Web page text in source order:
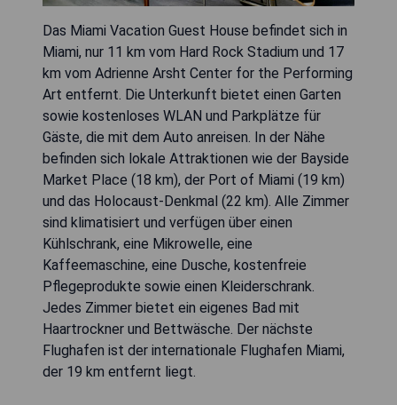
Das Miami Vacation Guest House befindet sich in
Miami, nur 11 km vom Hard Rock Stadium und 17
km vom Adrienne Arsht Center for the Performing
Art entfernt. Die Unterkunft bietet einen Garten
sowie kostenloses WLAN und Parkplätze für
Gäste, die mit dem Auto anreisen. In der Nähe
befinden sich lokale Attraktionen wie der Bayside
Market Place (18 km), der Port of Miami (19 km)
und das Holocaust-Denkmal (22 km). Alle Zimmer
sind klimatisiert und verfügen über einen
Kühlschrank, eine Mikrowelle, eine
Kaffeemaschine, eine Dusche, kostenfreie
Pflegeprodukte sowie einen Kleiderschrank.
Jedes Zimmer bietet ein eigenes Bad mit
Haartrockner und Bettwäsche. Der nächste
Flughafen ist der internationale Flughafen Miami,
der 19 km entfernt liegt.